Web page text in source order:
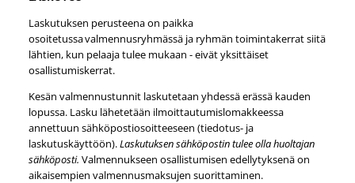
Laskutuksen perusteena on paikka
osoitetussa valmennusryhmässä ja ryhmän toimintakerrat siitä
lähtien, kun pelaaja tulee mukaan - eivät yksittäiset
osallistumiskerrat.
Kesän valmennustunnit laskutetaan yhdessä erässä kauden
lopussa. Lasku lähetetään ilmoittautumislomakkeessa
annettuun sähköpostiosoitteeseen (tiedotus- ja
laskutuskäyttöön).Laskutuksen sähköpostin tulee olla huoltajan
sähköposti. Valmennukseen osallistumisen edellytyksenä on
aikaisempien valmennusmaksujen suorittaminen.